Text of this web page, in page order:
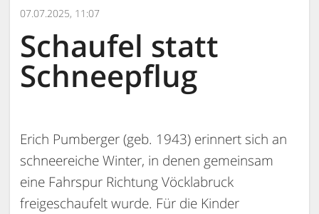
07.07.2025, 11:07
Schaufel statt
Schneepflug
Erich Pumberger (geb. 1943) erinnert sich an
schneereiche Winter, in denen gemeinsam
eine Fahrspur Richtung Vöcklabruck
freigeschaufelt wurde. Für die Kinder